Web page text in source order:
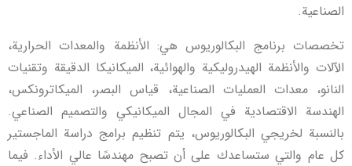
الصناعية.
تخصصات برنامج البكالوريوس هي: الأنظمة والمعدات الحرارية،
الآلات والأنظمة الهيدروليكية والهوائية، الميكانيكا الدقيقة وتقنيات
النانو، معدات العمليات الصناعية، قياس البصر، الميكاترونكس،
الهندسة الاقتصادية في المجال الميكانيكي والتصميم الصناعي.
بالنسبة لخريجي البكالوريوس، يتم تنظيم برامج دراسة الماجستير
كل عام والتي ستساعدك على أن تصبح مهندسًا عالي الأداء. فيما